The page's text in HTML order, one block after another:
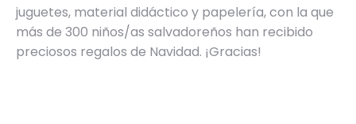
juguetes, material didáctico y papelería, con la que
más de 300 niños/as salvadoreños han recibido
preciosos regalos de Navidad. ¡Gracias!